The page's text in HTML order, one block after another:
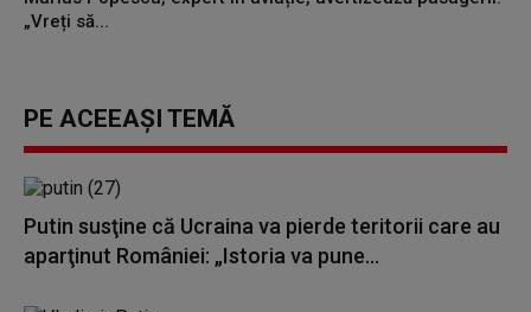
„Vreți să...
PE ACEEAȘI TEMĂ
Putin susţine că Ucraina va pierde teritorii care au
aparţinut României: „Istoria va pune...